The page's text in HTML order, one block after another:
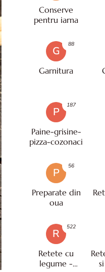
Conserve
pentru iarna
G
Garnitura
88
P
Paine-grisine-
pizza-cozonaci
187
P
Preparate din
oua
56
R
Retete cu
legume -
522